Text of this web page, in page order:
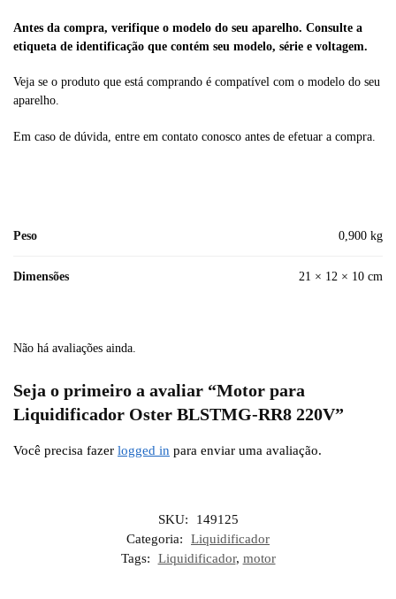
Antes da compra, verifique o modelo do seu aparelho. Consulte a
etiqueta de identificação que contém seu modelo, série e voltagem.
Veja se o produto que está comprando é compatível com o modelo do seu
aparelho.
Em caso de dúvida, entre em contato conosco antes de efetuar a compra.
Peso 0,900 kg
Dimensões 21 × 12 × 10 cm
Não há avaliações ainda.
Seja o primeiro a avaliar “Motor para
Liquidificador Oster BLSTMG-RR8 220V”
Você precisa fazer logged in para enviar uma avaliação.
SKU:
149125
Categoria:
Liquidificador
Tags:
Liquidificador, motor